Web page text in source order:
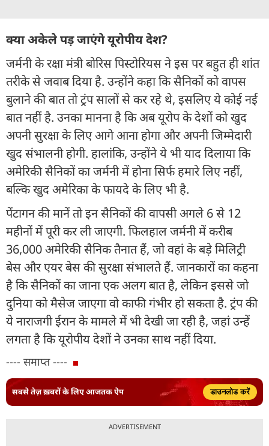
क्या अकेले पड़ जाएंगे यूरोपीय देश?
जर्मनी के रक्षा मंत्री बोरिस पिस्टोरियस ने इस पर बहुत ही शांत
तरीके से जवाब दिया है. उन्होंने कहा कि सैनिकों को वापस
बुलाने की बात तो ट्रंप सालों से कर रहे थे, इसलिए ये कोई नई
बात नहीं है. उनका मानना है कि अब यूरोप के देशों को खुद
अपनी सुरक्षा के लिए आगे आना होगा और अपनी जिम्मेदारी
खुद संभालनी होगी. हालांकि, उन्होंने ये भी याद दिलाया कि
अमेरिकी सैनिकों का जर्मनी में होना सिर्फ हमारे लिए नहीं,
बल्कि खुद अमेरिका के फायदे के लिए भी है.
पेंटागन की मानें तो इन सैनिकों की वापसी अगले 6 से 12
महीनों में पूरी कर ली जाएगी. फिलहाल जर्मनी में करीब
36,000 अमेरिकी सैनिक तैनात हैं, जो वहां के बड़े मिलिट्री
बेस और एयर बेस की सुरक्षा संभालते हैं. जानकारों का कहना
है कि सैनिकों का जाना एक अलग बात है, लेकिन इससे जो
दुनिया को मैसेज जाएगा वो काफी गंभीर हो सकता है. ट्रंप की
ये नाराजगी ईरान के मामले में भी देखी जा रही है, जहां उन्हें
लगता है कि यूरोपीय देशों ने उनका साथ नहीं दिया.
---- समाप्त ----
सबसे तेज़ ख़बरों के लिए आजतक ऐप डाउनलोड करें
ADVERTISEMENT